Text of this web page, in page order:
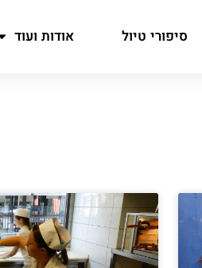
סיפורי טיול אודות ועוד